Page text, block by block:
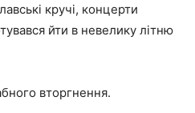
кручі, концерти
йти в невелику літню
вторгнення.